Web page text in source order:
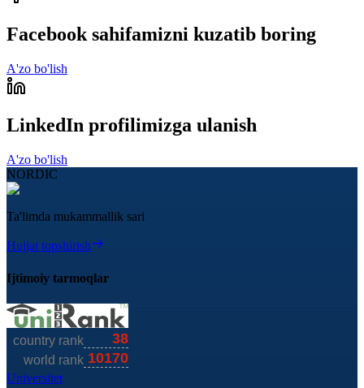
Facebook sahifamizni kuzatib boring
A'zo bo'lish
LinkedIn profilimizga ulanish
A'zo bo'lish
NORDIC
Ta'limda mukammallik sari
Hujjat topshirish
Ijtimoiy tarmoqlar
Universitet